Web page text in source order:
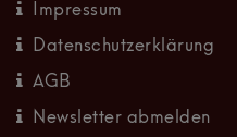
Impressum
Datenschutzerklärung
AGB
Newsletter abmelden